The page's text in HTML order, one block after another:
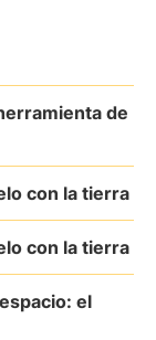
de
con la tierra
con la tierra
el